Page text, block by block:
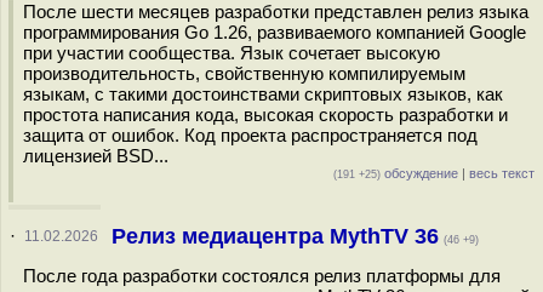
После шести месяцев разработки представлен релиз языка
программирования Go 1.26, развиваемого компанией Google
при участии сообщества. Язык сочетает высокую
производительность, свойственную компилируемым
языкам, с такими достоинствами скриптовых языков, как
простота написания кода, высокая скорость разработки и
защита от ошибок. Код проекта распространяется под
лицензией BSD...
(191 +25) обсуждение | весь текст
· 11.02.2026 Релиз медиацентра MythTV 36 (46 +9)
После года разработки состоялся релиз платформы для